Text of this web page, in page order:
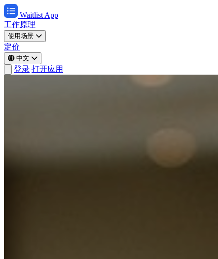
Waitlist App
工作原理
使用场景
定价
中文
登录 打开应用